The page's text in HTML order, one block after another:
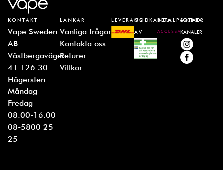
KONTAKT
Vape Sweden
AB
Västbergavägen
41 126 30
Hägersten
Måndag –
Fredag
08.00-16.00
08-5800 25
25
LÄNKAR
Vanliga frågor
Kontakta oss
Returer
Villkor
LEVERANSGODKÄNDA
AV
BETALPARTNER
SOCIALA
KANALER